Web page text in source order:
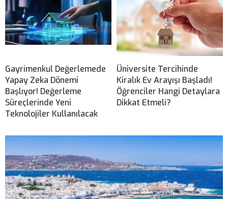
Gayrimenkul Değerlemede
Yapay Zeka Dönemi
Başlıyor! Değerleme
Süreçlerinde Yeni
Teknolojiler Kullanılacak
Üniversite Tercihinde
Kiralık Ev Arayışı Başladı!
Öğrenciler Hangi Detaylara
Dikkat Etmeli?